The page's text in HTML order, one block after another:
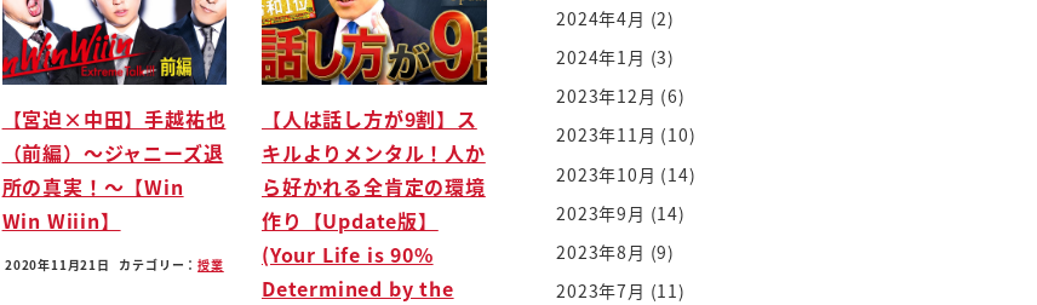
【宮迫×中田】手越祐也
（前編）〜ジャニーズ退
所の真実！〜【Win
Win Wiiin】
2020年11月21日 カテゴリー：授業
【人は話し方が9割】ス
キルよりメンタル！人か
ら好かれる全肯定の環境
作り【Update版】
(Your Life is 90%
Determined by the
2024年4月 (2)
2024年1月 (3)
2023年12月 (6)
2023年11月 (10)
2023年10月 (14)
2023年9月 (14)
2023年8月 (9)
2023年7月 (11)